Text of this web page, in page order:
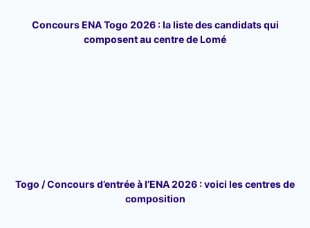
Concours ENA Togo 2026 : la liste des candidats qui
composent au centre de Lomé
Togo / Concours d’entrée à l’ENA 2026 : voici les centres de
composition